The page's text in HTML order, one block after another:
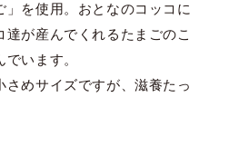
を使用。おとなのコッコに
が産んでくれるたまごのこ
います。
さめサイズですが、滋養たっ